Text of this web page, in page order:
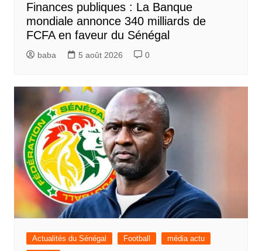
Finances publiques : La Banque
mondiale annonce 340 milliards de
FCFA en faveur du Sénégal
baba 5 août 2026 0
Actualités du Sénégal Football
média actu